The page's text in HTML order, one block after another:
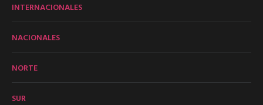
INTERNACIONALES
NACIONALES
NORTE
SUR